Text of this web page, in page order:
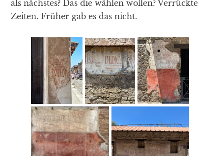
als nächstes? Das die wählen wollen? Verrückte
Zeiten. Früher gab es das nicht.